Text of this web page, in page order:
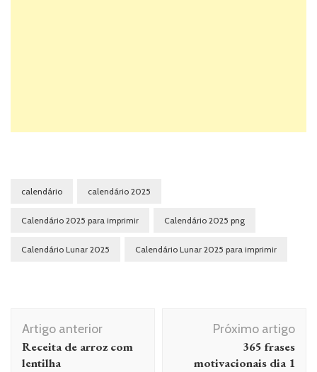
calendário calendário 2025
Calendário 2025 para imprimir Calendário 2025 png
Calendário Lunar 2025 Calendário Lunar 2025 para imprimir
Navegação
de
post
Artigo anterior
Receita de arroz com
lentilha
Próximo artigo
365 frases
motivacionais dia 1